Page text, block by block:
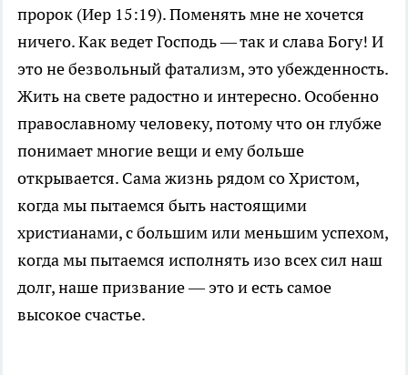
пророк (Иер 15:19). Поменять мне не хочется
ничего. Как ведет Господь — так и слава Богу! И
это не безвольный фатализм, это убежденность.
Жить на свете радостно и интересно. Особенно
православному человеку, потому что он глубже
понимает многие вещи и ему больше
открывается. Сама жизнь рядом со Христом,
когда мы пытаемся быть настоящими
христианами, с большим или меньшим успехом,
когда мы пытаемся исполнять изо всех сил наш
долг, наше призвание — это и есть самое
высокое счастье.